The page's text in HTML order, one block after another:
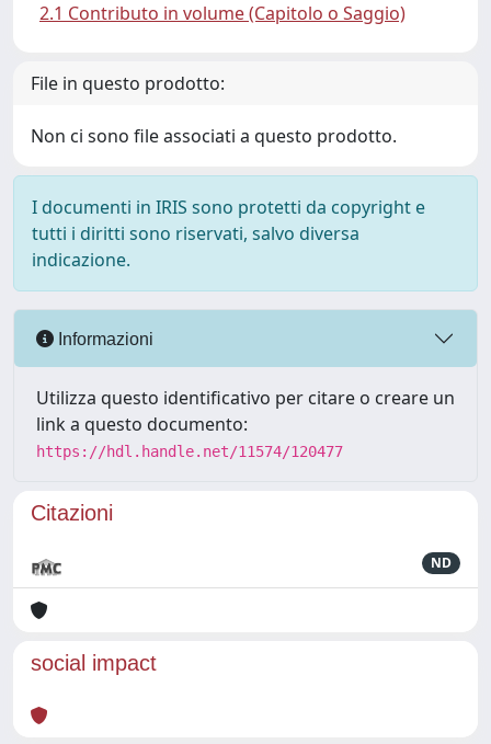
2.1 Contributo in volume (Capitolo o Saggio)
File in questo prodotto:
Non ci sono file associati a questo prodotto.
I documenti in IRIS sono protetti da copyright e
tutti i diritti sono riservati, salvo diversa
indicazione.
Informazioni
Utilizza questo identificativo per citare o creare un
link a questo documento:
https://hdl.handle.net/11574/120477
Citazioni
ND
social impact